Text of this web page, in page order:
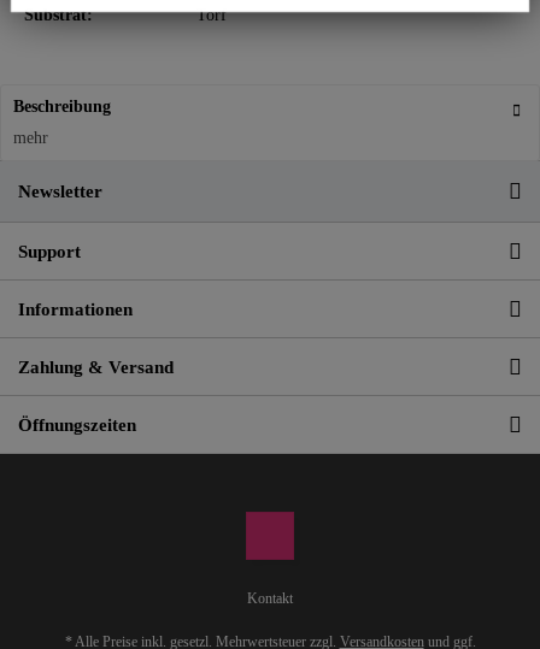
Substrat:
Torf
Beschreibung
mehr
Newsletter
Support
Informationen
Zahlung & Versand
Öffnungszeiten
Kontakt
* Alle Preise inkl. gesetzl. Mehrwertsteuer zzgl. Versandkostenund ggf.